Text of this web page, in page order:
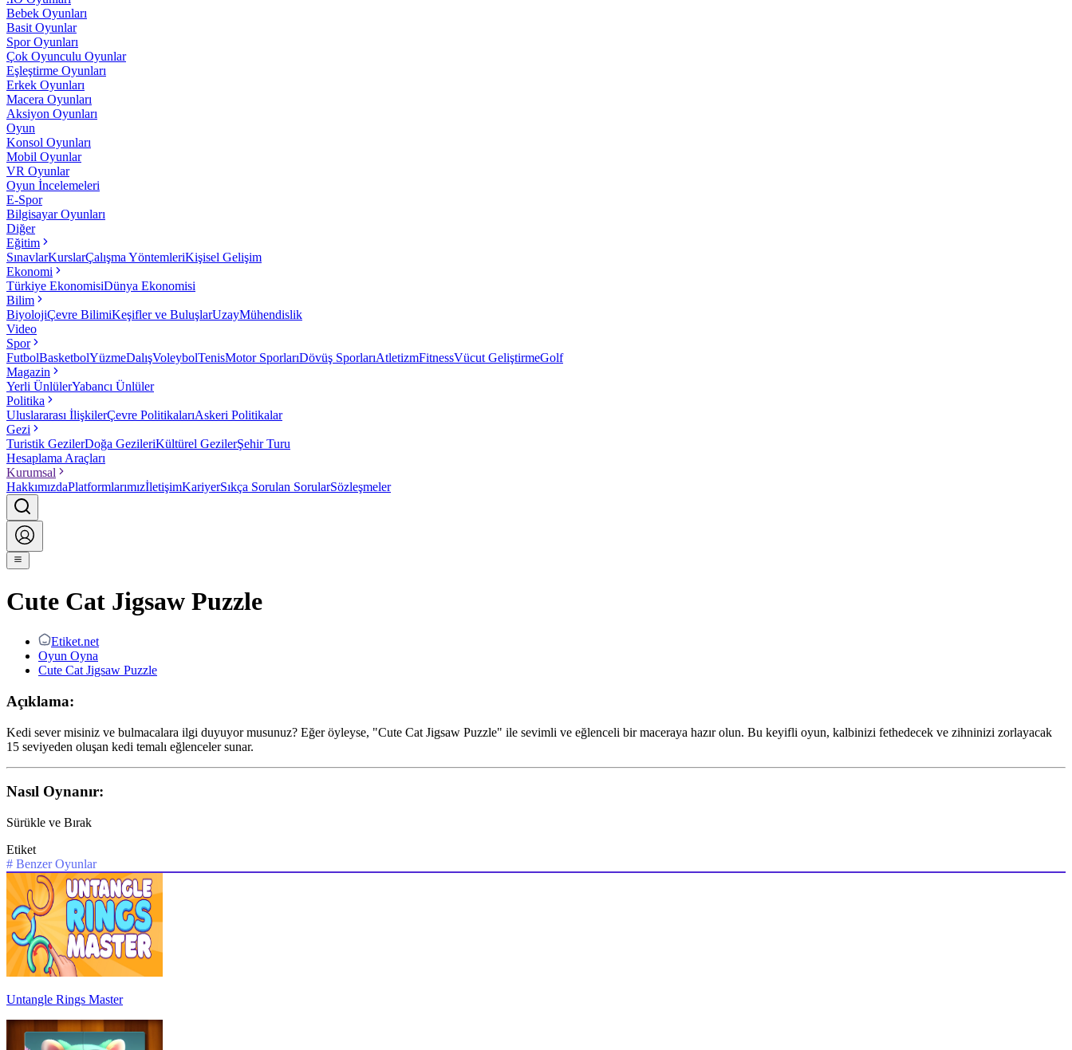
Bebek Oyunları
Basit Oyunlar
Spor Oyunları
Çok Oyunculu Oyunlar
Eşleştirme Oyunları
Erkek Oyunları
Macera Oyunları
Aksiyon Oyunları
Oyun
Konsol Oyunları
Mobil Oyunlar
VR Oyunlar
Oyun İncelemeleri
E-Spor
Bilgisayar Oyunları
Diğer
Eğitim
SınavlarKurslarÇalışma YöntemleriKişisel Gelişim
Ekonomi
Türkiye EkonomisiDünya Ekonomisi
Bilim
BiyolojiÇevre BilimiKeşifler ve BuluşlarUzayMühendislik
Video
Spor
FutbolBasketbolYüzmeDalışVoleybolTenisMotor SporlarıDövüş SporlarıAtletizmFitnessVücut GeliştirmeGolf
Magazin
Yerli ÜnlülerYabancı Ünlüler
Politika
Uluslararası İlişkilerÇevre PolitikalarıAskeri Politikalar
Gezi
Turistik GezilerDoğa GezileriKültürel GezilerŞehir Turu
Hesaplama Araçları
Kurumsal
HakkımızdaPlatformlarımızİletişimKariyerSıkça Sorulan SorularSözleşmeler
Cute Cat Jigsaw Puzzle
Etiket.net
Oyun Oyna
Cute Cat Jigsaw Puzzle
Açıklama:
Kedi sever misiniz ve bulmacalara ilgi duyuyor musunuz? Eğer öyleyse, "Cute Cat Jigsaw Puzzle" ile sevimli ve eğlenceli bir maceraya hazır olun. Bu keyifli oyun, kalbinizi fethedecek ve zihninizi zorlayacak
15 seviyeden oluşan kedi temalı eğlenceler sunar.
Nasıl Oynanır:
Sürükle ve Bırak
Etiket
# Benzer Oyunlar
Untangle Rings Master